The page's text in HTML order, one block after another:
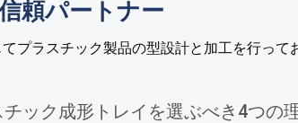
頼パートナー
プラスチック製品の型設計と加工を行っ
ック成形トレイを選ぶべき4つの